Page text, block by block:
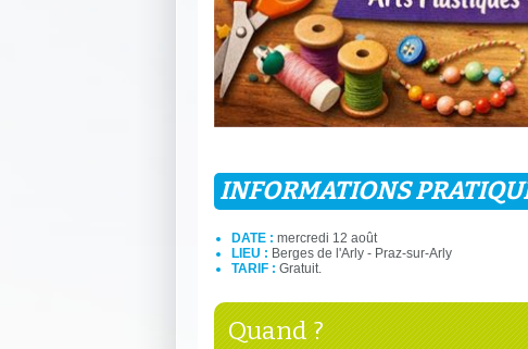
INFORMATIONS
DATE : mercredi 12 août
LIEU : Berges de l'Arly - Praz-sur-Arly
TARIF : Gratuit.
Quand ?